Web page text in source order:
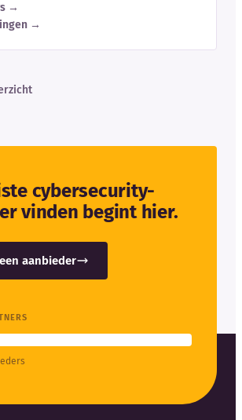
→
→
cybersecurity-
vinden begint hier.
aanbieder